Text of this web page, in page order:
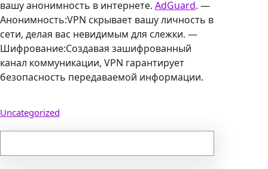
вашу анонимность в интернете. AdGuard. —
Анонимность:VPN скрывает вашу личность в
сети, делая вас невидимым для слежки. —
Шифрование:Создавая зашифрованный
канал коммуникации, VPN гарантирует
безопасность передаваемой информации.
Uncategorized